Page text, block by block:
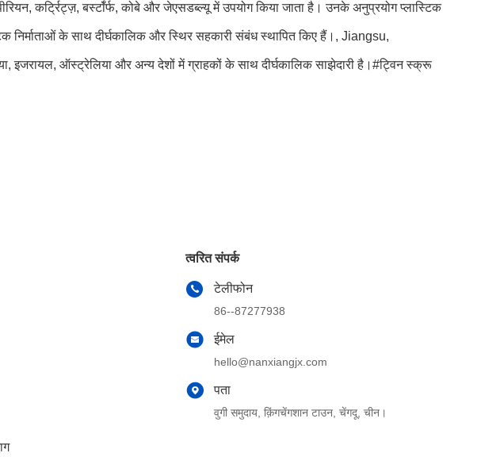
कर्ट्रिट्ज़, बर्स्टॉर्फ, कोबे और जेएसडब्ल्यू में उपयोग किया जाता है। उनके अनुप्रयोग प्लास्टिक
निर्माताओं के साथ दीर्घकालिक और स्थिर सहकारी संबंध स्थापित किए हैं।, Jiangsu,
ऑस्ट्रेलिया और अन्य देशों में ग्राहकों के साथ दीर्घकालिक साझेदारी है।#ट्विन स्क्रू
त्वरित संपर्क
टेलीफोन
86--87277938
ईमेल
hello@nanxiangjx.com
पता
वुगी समुदाय, क़िंगचेंगशान टाउन, चेंगदू, चीन।